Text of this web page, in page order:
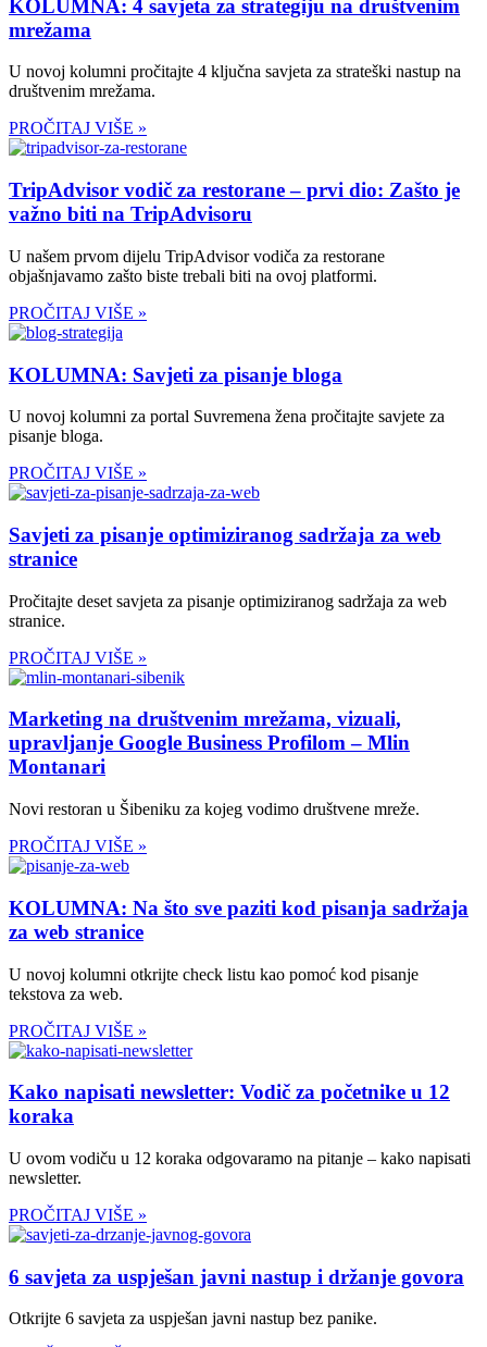
KOLUMNA: 4 savjeta za strategiju na društvenim
mrežama
U novoj kolumni pročitajte 4 ključna savjeta za strateški nastup na
društvenim mrežama.
PROČITAJ VIŠE »
TripAdvisor vodič za restorane – prvi dio: Zašto je
važno biti na TripAdvisoru
U našem prvom dijelu TripAdvisor vodiča za restorane
objašnjavamo zašto biste trebali biti na ovoj platformi.
PROČITAJ VIŠE »
KOLUMNA: Savjeti za pisanje bloga
U novoj kolumni za portal Suvremena žena pročitajte savjete za
pisanje bloga.
PROČITAJ VIŠE »
Savjeti za pisanje optimiziranog sadržaja za web
stranice
Pročitajte deset savjeta za pisanje optimiziranog sadržaja za web
stranice.
PROČITAJ VIŠE »
Marketing na društvenim mrežama, vizuali,
upravljanje Google Business Profilom – Mlin
Montanari
Novi restoran u Šibeniku za kojeg vodimo društvene mreže.
PROČITAJ VIŠE »
KOLUMNA: Na što sve paziti kod pisanja sadržaja
za web stranice
U novoj kolumni otkrijte check listu kao pomoć kod pisanje
tekstova za web.
PROČITAJ VIŠE »
Kako napisati newsletter: Vodič za početnike u 12
koraka
U ovom vodiču u 12 koraka odgovaramo na pitanje – kako napisati
newsletter.
PROČITAJ VIŠE »
6 savjeta za uspješan javni nastup i držanje govora
Otkrijte 6 savjeta za uspješan javni nastup bez panike.